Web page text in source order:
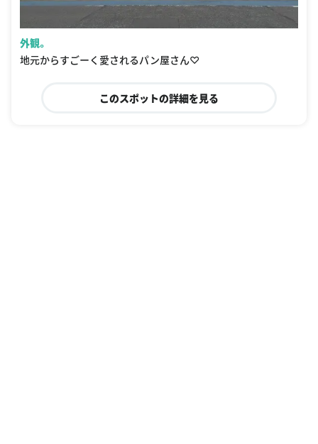
外観。
地元からすごーく愛されるパン屋さん♡
このスポットの詳細を見る